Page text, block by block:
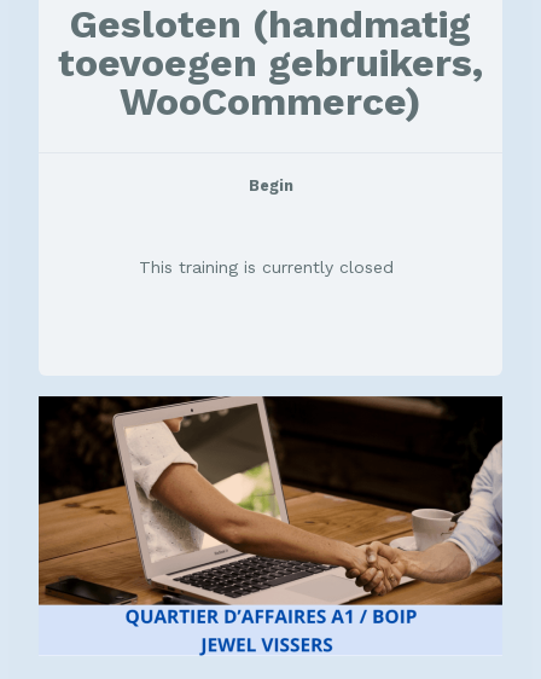
Gesloten (handmatig
toevoegen gebruikers,
WooCommerce)
Begin
This training is currently closed